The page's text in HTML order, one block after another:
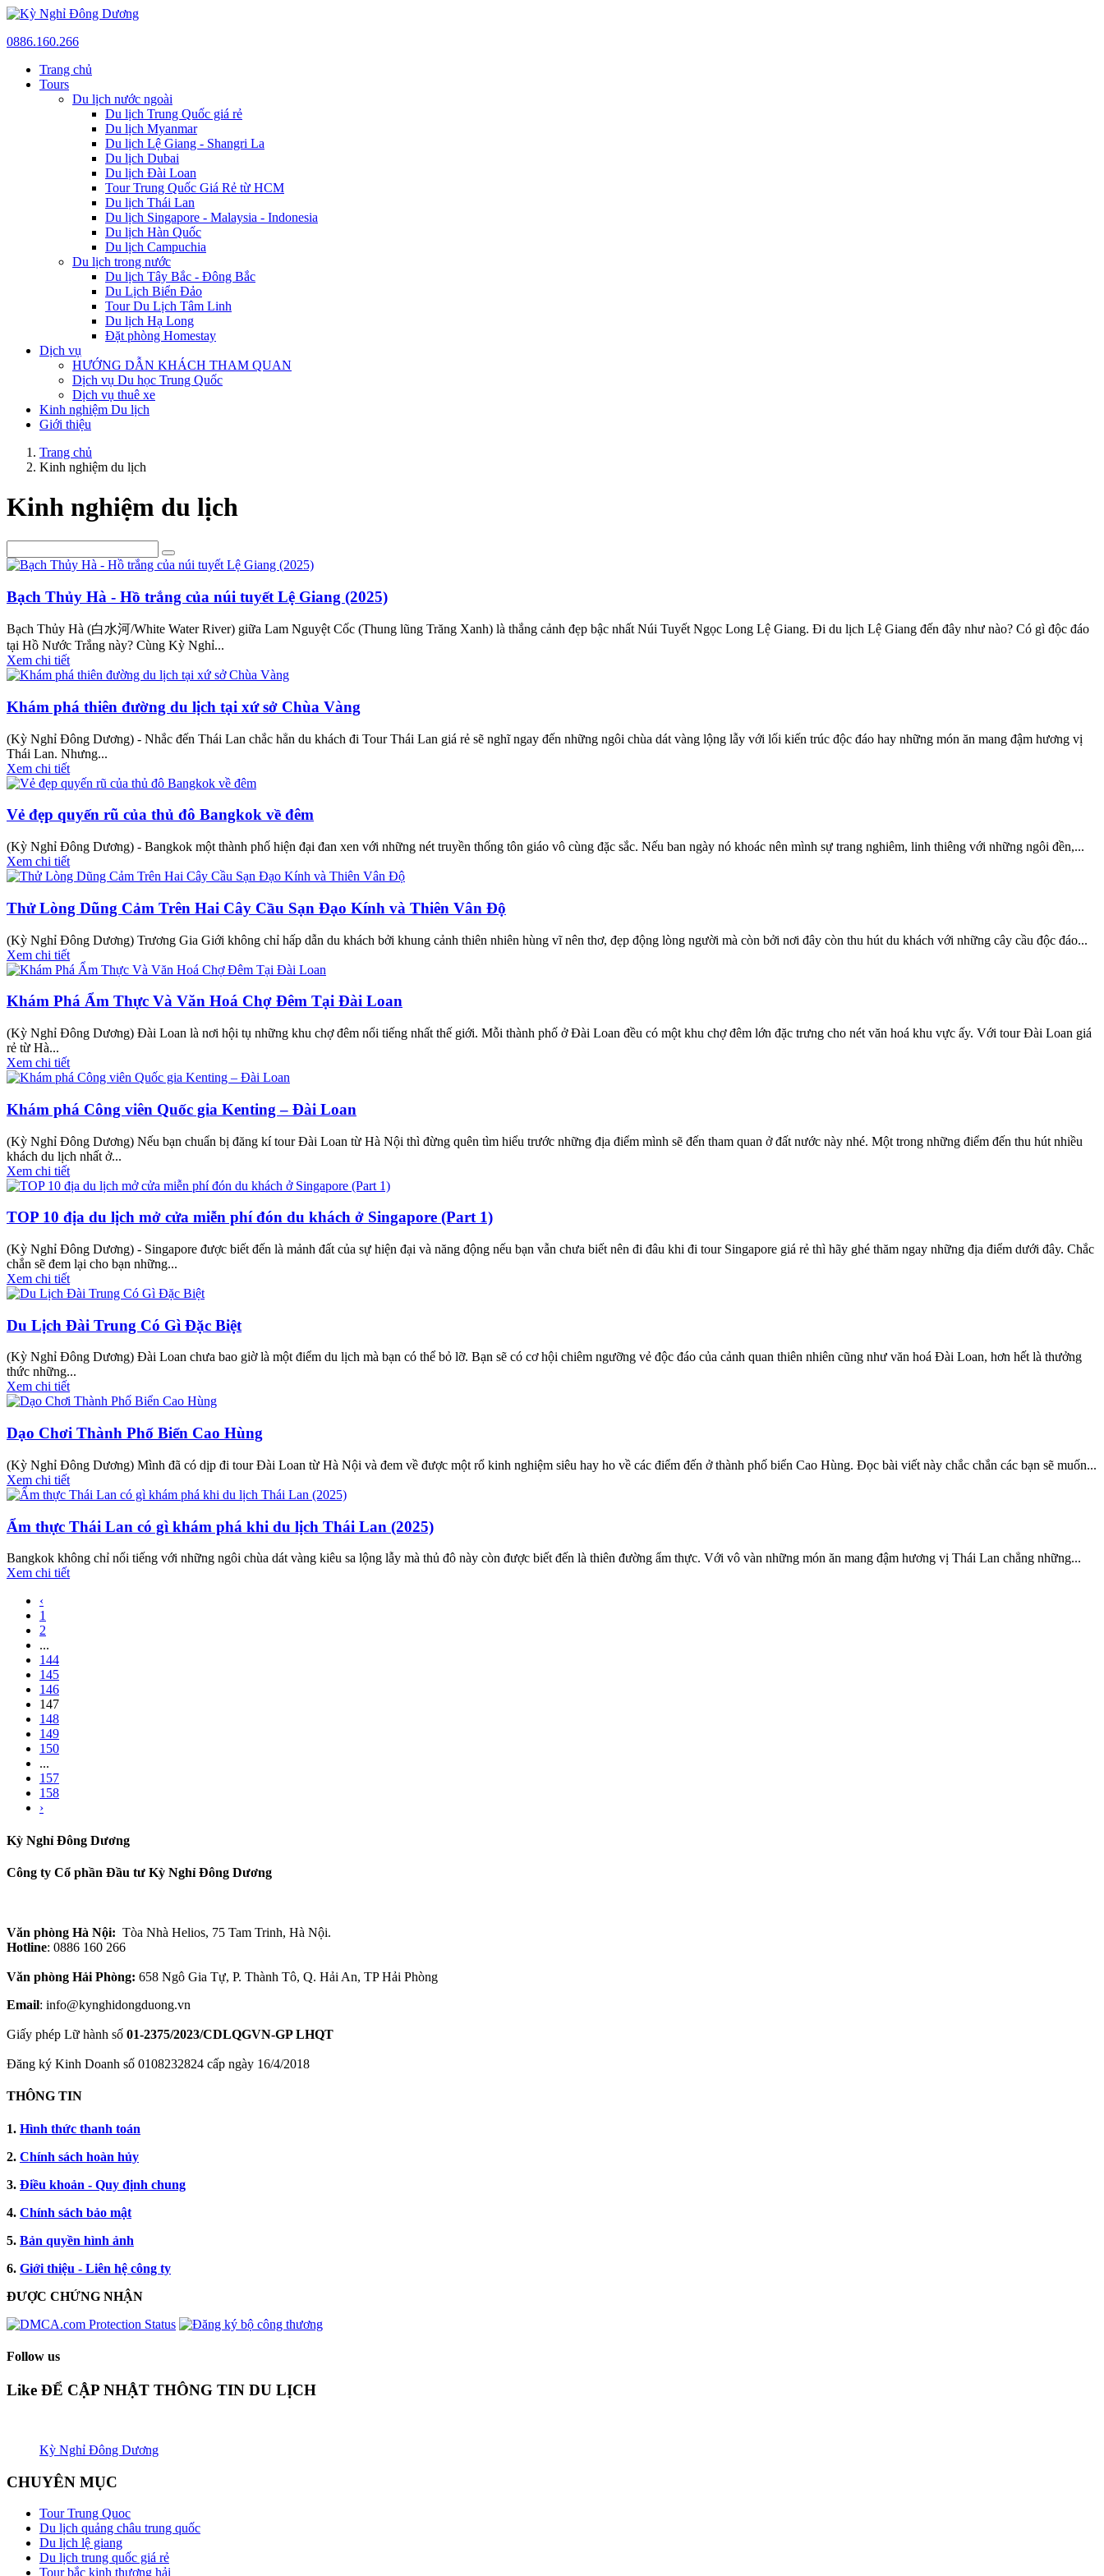
0886.160.266
Trang chủ
Tours
Du lịch nước ngoài
Du lịch Trung Quốc giá rẻ
Du lịch Myanmar
Du lịch Lệ Giang - Shangri La
Du lịch Dubai
Du lịch Đài Loan
Tour Trung Quốc Giá Rẻ từ HCM
Du lịch Thái Lan
Du lịch Singapore - Malaysia - Indonesia
Du lịch Hàn Quốc
Du lịch Campuchia
Du lịch trong nước
Du lịch Tây Bắc - Đông Bắc
Du Lịch Biển Đảo
Tour Du Lịch Tâm Linh
Du lịch Hạ Long
Đặt phòng Homestay
Dịch vụ
HƯỚNG DẪN KHÁCH THAM QUAN
Dịch vụ Du học Trung Quốc
Dịch vụ thuê xe
Kinh nghiệm Du lịch
Giới thiệu
Trang chủ
Kinh nghiệm du lịch
Kinh nghiệm du lịch
Bạch Thủy Hà - Hồ trắng của núi tuyết Lệ Giang (2025)
Bạch Thủy Hà (白水河/White Water River) giữa Lam Nguyệt Cốc (Thung lũng Trăng Xanh) là thắng cảnh đẹp bậc nhất Núi Tuyết Ngọc Long Lệ Giang. Đi du lịch Lệ Giang đến đây như nào? Có gì độc đáo
tại Hồ Nước Trắng này? Cùng Kỳ Nghỉ...
Xem chi tiết
Khám phá thiên đường du lịch tại xứ sở Chùa Vàng
(Kỳ Nghỉ Đông Dương) - Nhắc đến Thái Lan chắc hẳn du khách đi Tour Thái Lan giá rẻ sẽ nghĩ ngay đến những ngôi chùa dát vàng lộng lẫy với lối kiến trúc độc đáo hay những món ăn mang đậm hương vị
Thái Lan. Nhưng...
Xem chi tiết
Vẻ đẹp quyến rũ của thủ đô Bangkok về đêm
(Kỳ Nghỉ Đông Dương) - Bangkok một thành phố hiện đại đan xen với những nét truyền thống tôn giáo vô cùng đặc sắc. Nếu ban ngày nó khoác nên mình sự trang nghiêm, linh thiêng với những ngôi đền,...
Xem chi tiết
Thử Lòng Dũng Cảm Trên Hai Cây Cầu Sạn Đạo Kính và Thiên Vân Độ
(Kỳ Nghỉ Đông Dương) Trương Gia Giới không chỉ hấp dẫn du khách bởi khung cảnh thiên nhiên hùng vĩ nên thơ, đẹp động lòng người mà còn bởi nơi đây còn thu hút du khách với những cây cầu độc đáo...
Xem chi tiết
Khám Phá Ẩm Thực Và Văn Hoá Chợ Đêm Tại Đài Loan
(Kỳ Nghỉ Đông Dương) Đài Loan là nơi hội tụ những khu chợ đêm nổi tiếng nhất thế giới. Mỗi thành phố ở Đài Loan đều có một khu chợ đêm lớn đặc trưng cho nét văn hoá khu vực ấy. Với tour Đài Loan giá
rẻ từ Hà...
Xem chi tiết
Khám phá Công viên Quốc gia Kenting – Đài Loan
(Kỳ Nghỉ Đông Dương) Nếu bạn chuẩn bị đăng kí tour Đài Loan từ Hà Nội thì đừng quên tìm hiểu trước những địa điểm mình sẽ đến tham quan ở đất nước này nhé. Một trong những điểm đến thu hút nhiều
khách du lịch nhất ở...
Xem chi tiết
TOP 10 địa du lịch mở cửa miễn phí đón du khách ở Singapore (Part 1)
(Kỳ Nghỉ Đông Dương) - Singapore được biết đến là mảnh đất của sự hiện đại và năng động nếu bạn vẫn chưa biết nên đi đâu khi đi tour Singapore giá rẻ thì hãy ghé thăm ngay những địa điểm dưới đây. Chắc
chắn sẽ đem lại cho bạn những...
Xem chi tiết
Du Lịch Đài Trung Có Gì Đặc Biệt
(Kỳ Nghỉ Đông Dương) Đài Loan chưa bao giờ là một điểm du lịch mà bạn có thể bỏ lỡ. Bạn sẽ có cơ hội chiêm ngưỡng vẻ độc đáo của cảnh quan thiên nhiên cũng như văn hoá Đài Loan, hơn hết là thưởng
thức những...
Xem chi tiết
Dạo Chơi Thành Phố Biển Cao Hùng
(Kỳ Nghỉ Đông Dương) Mình đã có dịp đi tour Đài Loan từ Hà Nội và đem về được một rổ kinh nghiệm siêu hay ho về các điểm đến ở thành phố biển Cao Hùng. Đọc bài viết này chắc chắn các bạn sẽ muốn...
Xem chi tiết
Ẩm thực Thái Lan có gì khám phá khi du lịch Thái Lan (2025)
Bangkok không chỉ nổi tiếng với những ngôi chùa dát vàng kiêu sa lộng lẫy mà thủ đô này còn được biết đến là thiên đường ẩm thực. Với vô vàn những món ăn mang đậm hương vị Thái Lan chẳng những...
Xem chi tiết
‹
1
2
...
144
145
146
147
148
149
150
...
157
158
›
Kỳ Nghỉ Đông Dương
Công ty Cổ phần Đầu tư Kỳ Nghỉ Đông Dương
Văn phòng Hà Nội: Tòa Nhà Helios, 75 Tam Trinh, Hà Nội.
Hotline: 0886 160 266
Văn phòng Hải Phòng: 658 Ngô Gia Tự, P. Thành Tô, Q. Hải An, TP Hải Phòng
Email: info@kynghidongduong.vn
Giấy phép Lữ hành số 01-2375/2023/CDLQGVN-GP LHQT
Đăng ký Kinh Doanh số 0108232824 cấp ngày 16/4/2018
THÔNG TIN
1. Hình thức thanh toán
2. Chính sách hoàn hủy
3. Điều khoản - Quy định chung
4. Chính sách bảo mật
5. Bản quyền hình ảnh
6. Giới thiệu - Liên hệ công ty
ĐƯỢC CHỨNG NHẬN​
Follow us
Like ĐỂ CẬP NHẬT THÔNG TIN DU LỊCH
Kỳ Nghỉ Đông Dương
CHUYÊN MỤC
Tour Trung Quoc
Du lịch quảng châu trung quốc
Du lịch lệ giang
Du lịch trung quốc giá rẻ
Tour bắc kinh thương hải